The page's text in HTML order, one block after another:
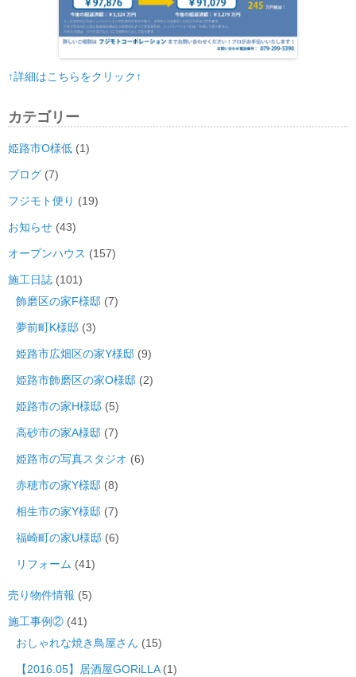
↑詳細はこちらをクリック↑
カテゴリー
姫路市O様低 (1)
ブログ (7)
フジモト便り (19)
お知らせ (43)
オープンハウス (157)
施工日誌 (101)
飾磨区の家F様邸 (7)
夢前町K様邸 (3)
姫路市広畑区の家Y様邸 (9)
姫路市飾磨区の家O様邸 (2)
姫路市の家H様邸 (5)
高砂市の家A様邸 (7)
姫路市の写真スタジオ (6)
赤穂市の家Y様邸 (8)
相生市の家Y様邸 (7)
福崎町の家U様邸 (6)
リフォーム (41)
売り物件情報 (5)
施工事例② (41)
おしゃれな焼き鳥屋さん (15)
【2016.05】居酒屋GORiLLA(1)